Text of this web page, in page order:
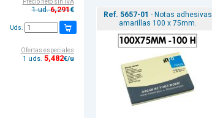
Precio neto sin IVA
1 ud.6,291€
Uds.
Ofertas especiales
1 uds. 5,482€/u
Ref. 5657-01 - Notas adhesivas
amarillas 100 x 75mm.